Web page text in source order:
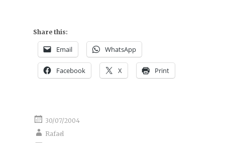
Share this:
Email WhatsApp
Facebook X Print
30/07/2004
Rafael